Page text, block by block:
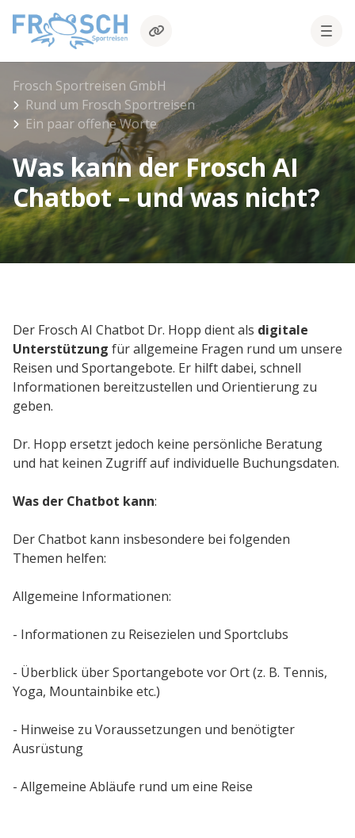
Frosch Sportreisen GmbH
Rund um Frosch Sportreisen
Ein paar offene Worte
Was kann der Frosch AI
Chatbot – und was nicht?
Der Frosch AI Chatbot Dr. Hopp dient als digitale
Unterstützung für allgemeine Fragen rund um unsere
Reisen und Sportangebote. Er hilft dabei, schnell
Informationen bereitzustellen und Orientierung zu
geben.
Dr. Hopp ersetzt jedoch keine persönliche Beratung
und hat keinen Zugriff auf individuelle Buchungsdaten.
Was der Chatbot kann:
Der Chatbot kann insbesondere bei folgenden
Themen helfen:
Allgemeine Informationen:
- Informationen zu Reisezielen und Sportclubs
- Überblick über Sportangebote vor Ort (z. B. Tennis,
Yoga, Mountainbike etc.)
- Hinweise zu Voraussetzungen und benötigter
Ausrüstung
- Allgemeine Abläufe rund um eine Reise